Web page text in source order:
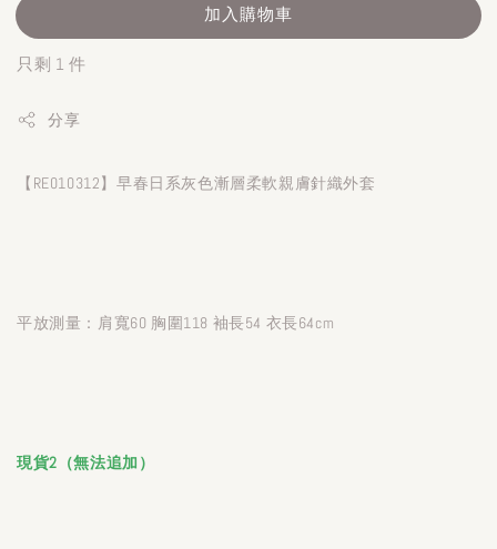
加入購物車
只剩 1 件
分享
【RE010312】早春日系灰色漸層柔軟親膚針織外套
平放測量：肩寬60 胸圍118 袖長54 衣長64cm
現貨2（無法追加）